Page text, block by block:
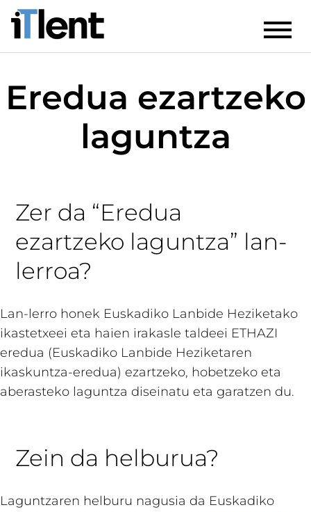
Eredua ezartzeko
laguntza
Zer da “Eredua
ezartzeko laguntza” lan-
lerroa?
Lan-lerro honek Euskadiko Lanbide Heziketako
ikastetxeei eta haien irakasle taldeei ETHAZI
eredua (Euskadiko Lanbide Heziketaren
ikaskuntza-eredua) ezartzeko, hobetzeko eta
aberasteko laguntza diseinatu eta garatzen du.
Zein da helburua?
Laguntzaren helburu nagusia da Euskadiko